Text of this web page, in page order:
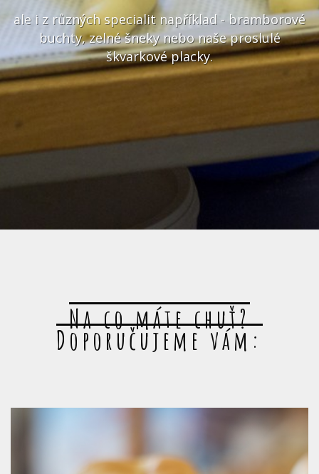
ale i z různých specialit například - bramborové
buchty, zelné šneky nebo naše proslulé
škvarkové placky.
Na co máte chuť?
Doporučujeme vám: